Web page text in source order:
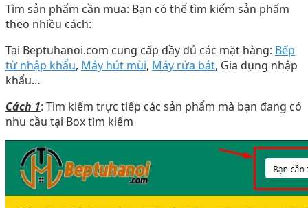
Tìm sản phẩm cần mua: Bạn có thể tìm kiếm sản phẩm
theo nhiều cách:
Tại Beptuhanoi.com cung cấp đầy đủ các mặt hàng: Bếp
từ nhập khẩu, Máy hút mùi, Máy rứa bát, Gia dụng nhập
khẩu…
Cách 1: Tìm kiếm trực tiếp các sản phẩm mà bạn đang có
nhu cầu tại Box tìm kiếm